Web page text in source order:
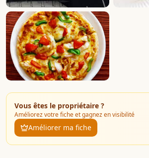
Vous êtes le propriétaire ?
Améliorez votre fiche et gagnez en visibilité
Améliorer ma fiche